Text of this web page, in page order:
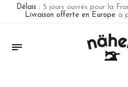
Délais : 5 jours ouvrés pour la
Livraison offerte en Europeà